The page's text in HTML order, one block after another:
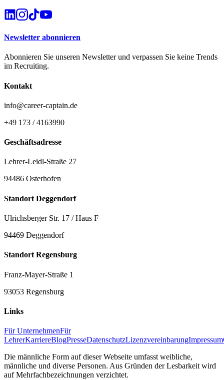
Newsletter abonnieren
Abonnieren Sie unseren Newsletter und verpassen Sie keine Trends
im Recruiting.
Kontakt
info@career-captain.de
+49 173 / 4163990
Geschäftsadresse
Lehrer-Leidl-Straße 27
94486 Osterhofen
Standort Deggendorf
Ulrichsberger Str. 17 / Haus F
94469 Deggendorf
Standort Regensburg
Franz-Mayer-Straße 1
93053 Regensburg
Links
Für UnternehmenFür
LehrerKarriereBlogPresseDatenschutzLizenzvereinbarungImpressum
Die männliche Form auf dieser Webseite umfasst weibliche,
männliche und diverse Personen. Aus Gründen der Lesbarkeit wird
auf Mehrfachbezeichnungen verzichtet.